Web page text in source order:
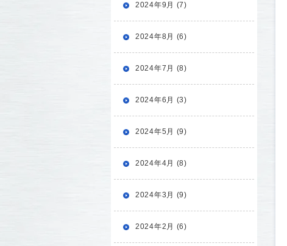
2024年9月 (7)
2024年8月 (6)
2024年7月 (8)
2024年6月 (3)
2024年5月 (9)
2024年4月 (8)
2024年3月 (9)
2024年2月 (6)